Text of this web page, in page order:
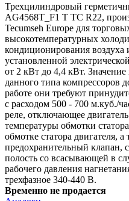
Трехцилиндровый
AG4568T_F1 T TC R22,
Tecumseh Europe для
высокотемпературных
кондиционирования воздуха
установленной
от 2 кВт до 4,4 кВт.
данного типа компрессоров
работе они требуют
с расходом 500 - 700 м.куб./
реле, отключающее
температуры обмотки
обмотке статора двигателя,
предохранительный клапан,
полость со всасывающей в
рабочего давления
трехфазное 340-440 В.
Временно не продается